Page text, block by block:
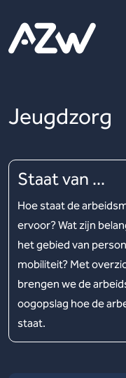
Jeugdzorg
Staat van ...
Hoe staat de
ervoor? Wat zijn
het gebied van
mobiliteit? Met
brengen we de
oogopslag hoe de
staat.